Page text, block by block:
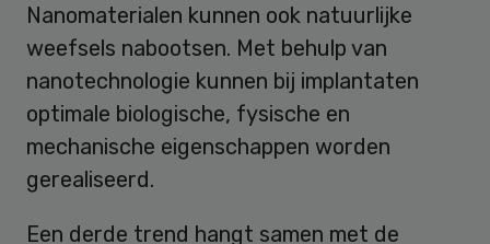
Nanomaterialen kunnen ook natuurlijke
weefsels nabootsen. Met behulp van
nanotechnologie kunnen bij implantaten
optimale biologische, fysische en
mechanische eigenschappen worden
gerealiseerd.
Een derde trend hangt samen met de